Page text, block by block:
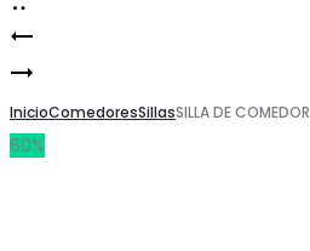
Product
navigation
COMEDOR
SILLA
DE
COMEDOR
InicioComedoresSillasSILLA DE COMEDOR
60%